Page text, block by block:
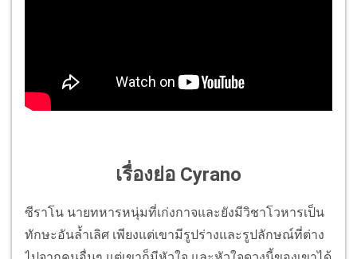
เรื่องย่อ Cyrano
ซีราโน นายทหารหนุ่มที่เก่งกาจและยังมีวิชาโวหารเป็น
ทักษะอันล้ำเลิศ เพียงแต่เขามีรูปร่างและรูปลักษณ์ที่ต่าง